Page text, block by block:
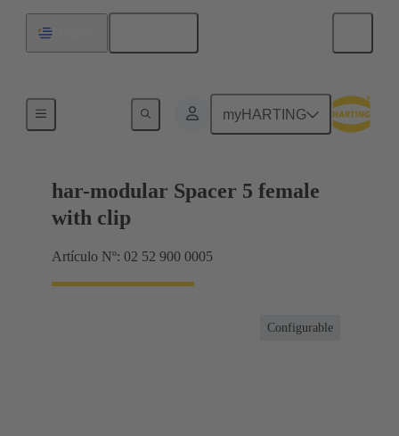
myHARTING
Terminación de placa madre a tarjeta hija
har-modular Spacer 5 female
with clip
Artículo Nº: 02 52 900 0005
Configurable